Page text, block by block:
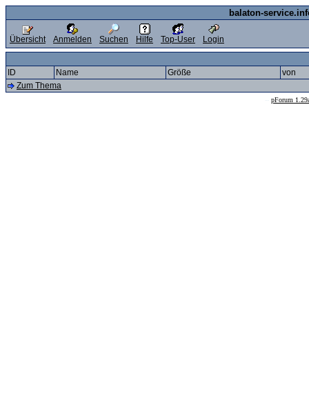
balaton-
Übersicht Anmelden Suchen Hilfe Top-User Login
ID Name Größe
von
Zum Thema
pForum